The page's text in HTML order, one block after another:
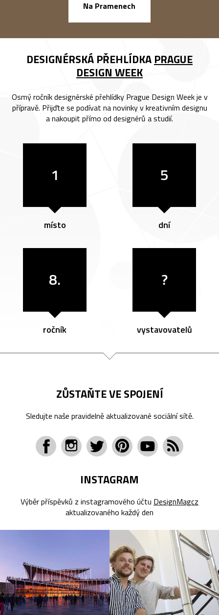
Na Pramenech
DESIGNÉRSKÁ PŘEHLÍDKA PRAGUE
DESIGN WEEK
Osmý ročník designérské přehlídky Prague Design Week je v
přípravě. Přijďte se podívat na novinky v kreativním designu
a nakoupit přímo od designérů a studií.
1
místo
5
dní
8.
ročník
?
vystavovatelů
ZŮSTAŇTE VE SPOJENÍ
Sledujte naše pravidelně aktualizované sociální sítě.
INSTAGRAM
Výběr příspěvků z instagramového účtu DesignMagcz
aktualizovaného každý den